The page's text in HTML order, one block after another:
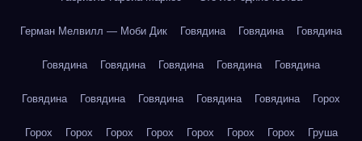
Герман Мелвилл — Моби Дик Говядина Говядина Говядина
Говядина Говядина Говядина Говядина Говядина
Говядина Говядина Говядина Говядина Говядина Горох
Горох Горох Горох Горох Горох Горох Горох Груша